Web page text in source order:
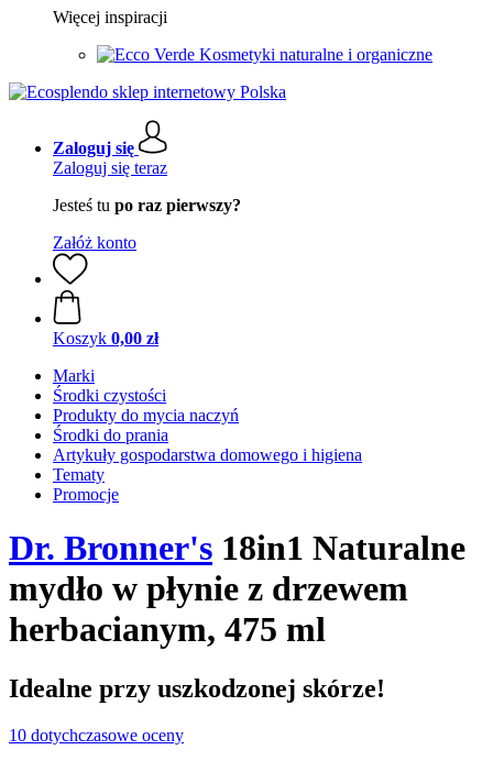
Więcej inspiracji
Kosmetyki naturalne i organiczne
Zaloguj się
Zaloguj się teraz
Jesteś tu po raz pierwszy?
Załóż konto
Koszyk 0,00 zł
Marki
Środki czystości
Produkty do mycia naczyń
Środki do prania
Artykuły gospodarstwa domowego i higiena
Tematy
Promocje
Dr. Bronner's 18in1 Naturalne
mydło w płynie z drzewem
herbacianym, 475 ml
Idealne przy uszkodzonej skórze!
10 dotychczasowe oceny